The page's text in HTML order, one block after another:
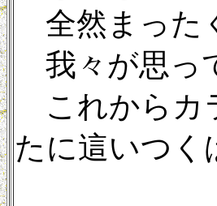
全然まった
我々が思っ
これからカ
たに這いつく